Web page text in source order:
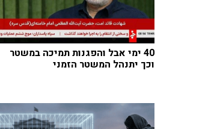
40 ימי אבל והפגנות תמיכה במשטר
וכך יתנהל המשטר הזמני